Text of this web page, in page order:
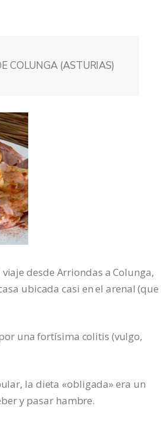
COLUNGA (ASTURIAS)
desde Arriondas a Colunga,
ubicada casi en el arenal
una fortísima colitis (vulgo,
la dieta «obligada» era un
y pasar hambre.